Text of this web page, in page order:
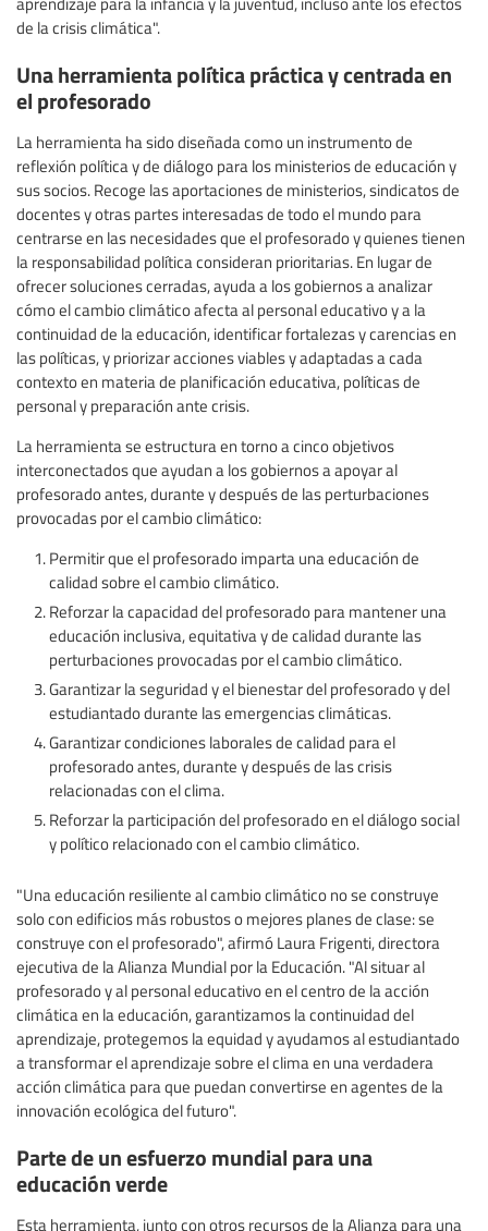
de la crisis climática".
Una herramienta política práctica y centrada en
el profesorado
La herramienta ha sido diseñada como un instrumento de
reflexión política y de diálogo para los ministerios de educación y
sus socios. Recoge las aportaciones de ministerios, sindicatos de
docentes y otras partes interesadas de todo el mundo para
centrarse en las necesidades que el profesorado y quienes tienen
la responsabilidad política consideran prioritarias. En lugar de
ofrecer soluciones cerradas, ayuda a los gobiernos a analizar
cómo el cambio climático afecta al personal educativo y a la
continuidad de la educación, identificar fortalezas y carencias en
las políticas, y priorizar acciones viables y adaptadas a cada
contexto en materia de planificación educativa, políticas de
personal y preparación ante crisis.
La herramienta se estructura en torno a cinco objetivos
interconectados que ayudan a los gobiernos a apoyar al
profesorado antes, durante y después de las perturbaciones
provocadas por el cambio climático:
Permitir que el profesorado imparta una educación de
calidad sobre el cambio climático.
Reforzar la capacidad del profesorado para mantener una
educación inclusiva, equitativa y de calidad durante las
perturbaciones provocadas por el cambio climático.
Garantizar la seguridad y el bienestar del profesorado y del
estudiantado durante las emergencias climáticas.
Garantizar condiciones laborales de calidad para el
profesorado antes, durante y después de las crisis
relacionadas con el clima.
Reforzar la participación del profesorado en el diálogo social
y político relacionado con el cambio climático.
"Una educación resiliente al cambio climático no se construye
solo con edificios más robustos o mejores planes de clase: se
construye con el profesorado", afirmó Laura Frigenti, directora
ejecutiva de la Alianza Mundial por la Educación. "Al situar al
profesorado y al personal educativo en el centro de la acción
climática en la educación, garantizamos la continuidad del
aprendizaje, protegemos la equidad y ayudamos al estudiantado
a transformar el aprendizaje sobre el clima en una verdadera
acción climática para que puedan convertirse en agentes de la
innovación ecológica del futuro".
Parte de un esfuerzo mundial para una
educación verde
Esta herramienta, junto con otros recursos de la Alianza para una